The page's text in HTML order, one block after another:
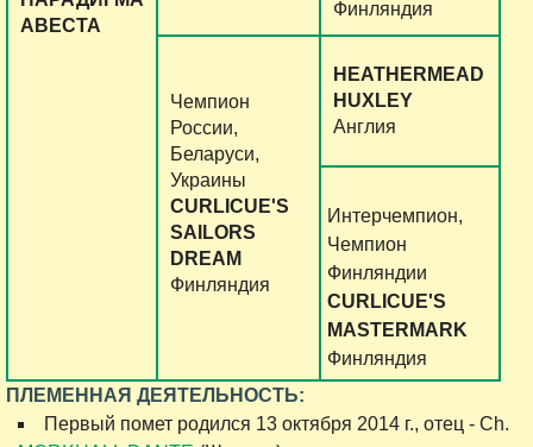
АВЕСТА
Финляндия
Чемпион
России,
Беларуси,
Украины
CURLICUE'S
SAILORS
DREAM
Финляндия
HEATHERMEAD
HUXLEY
Англия
Интерчемпион,
Чемпион
Финляндии
CURLICUE'S
MASTERMARK
Финляндия
ПЛЕМЕННАЯ ДЕЯТЕЛЬНОСТЬ:
Первый помет родился 13 октября 2014 г., отец - Ch.